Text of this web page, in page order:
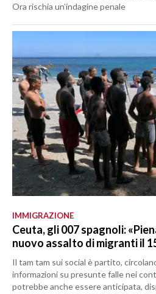
Ora rischia un’indagine penale
IMMIGRAZIONE
Ceuta, gli 007 spagnoli:
nuovo assalto di migranti il
Il tam tam sui social è partito,
informazioni su presunte falle nei
potrebbe anche essere anticipata,